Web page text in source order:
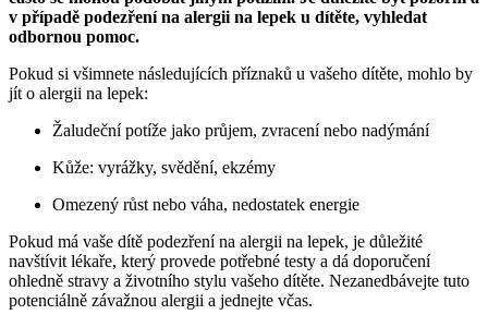
v případě podezření na alergii na lepek u dítěte, vyhledat
odbornou pomoc.
Pokud si všimnete následujících příznaků u vašeho dítěte, mohlo by
jít o alergii na lepek:
Žaludeční potíže jako průjem, zvracení nebo nadýmání
Kůže: vyrážky, svědění, ekzémy
Omezený růst nebo váha, nedostatek energie
Pokud má vaše dítě podezření na alergii na lepek, je důležité
navštívit lékaře, který provede potřebné testy a dá doporučení
ohledně stravy a životního stylu vašeho dítěte. Nezanedbávejte tuto
potenciálně závažnou alergii a jednejte včas.